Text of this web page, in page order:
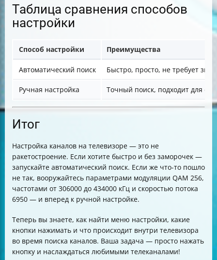
Таблица сравнения способов
настройки
Способ настройки Преимущества
Автоматический поиск Быстро, просто, не требует
Ручная настройка Точный поиск, подходит для
Итог
Настройка каналов на телевизоре — это не
ракетостроение. Если хотите быстро и без заморочек —
запускайте автоматический поиск. Если же что-то пошло
не так, вооружайтесь параметрами модуляции QAM 256,
частотами от 306000 до 434000 кГц и скоростью потока
6950 — и вперед к ручной настройке.
Теперь вы знаете, как найти меню настройки, какие
кнопки нажимать и что происходит внутри телевизора
во время поиска каналов. Ваша задача — просто нажать
кнопку и наслаждаться любимыми телеканалами!